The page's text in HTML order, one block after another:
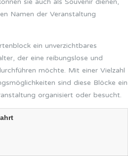
sie auch als Souvenir dienen,
Namen der Veranstaltung
ein unverzichtbares
der eine reibungslose und
möchte. Mit einer Vielzahl
sind diese Blöcke ein
organisiert oder besucht.